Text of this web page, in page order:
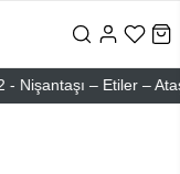
– Etiler –